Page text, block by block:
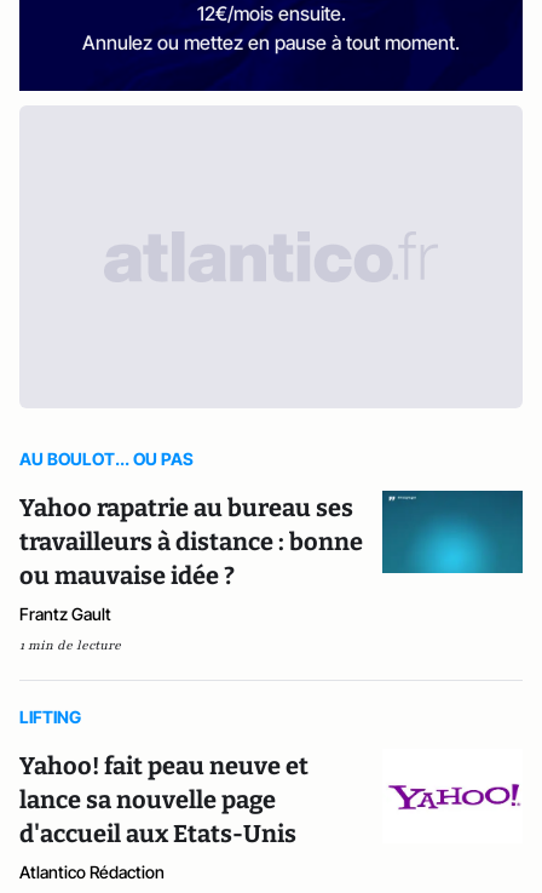
12€/mois ensuite.
Annulez ou mettez en pause à tout moment.
AU BOULOT... OU PAS
Yahoo rapatrie au bureau ses
travailleurs à distance : bonne
ou mauvaise idée ?
Frantz Gault
1 min de lecture
LIFTING
Yahoo! fait peau neuve et
lance sa nouvelle page
d'accueil aux Etats-Unis
Atlantico Rédaction